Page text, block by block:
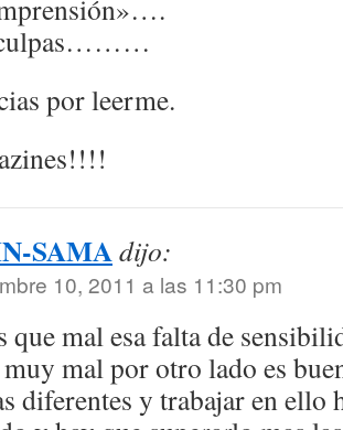
por leerme.
SAMAdijo:
10, 2011 a las 11:30 pm
que mal esa falta de
muy mal por otro lado es
diferentes y trabajar en ello